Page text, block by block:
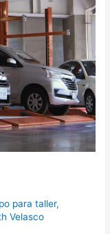
para taller,
Velasco